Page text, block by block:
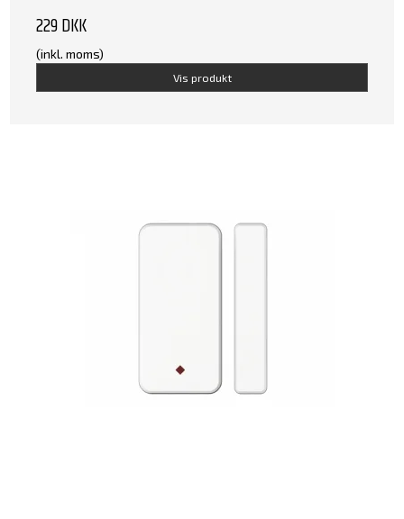
229 DKK
(inkl. moms)
Vis produkt